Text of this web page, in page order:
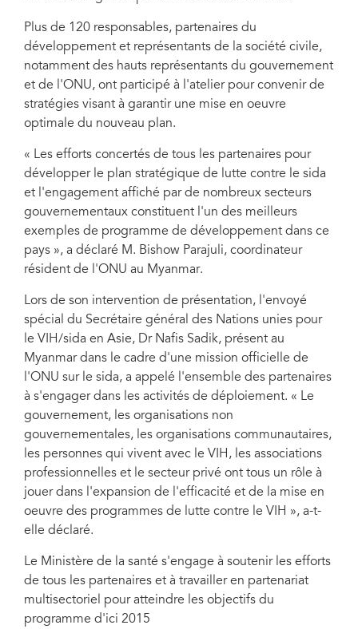
Plus de 120 responsables, partenaires du
développement et représentants de la société civile,
notamment des hauts représentants du gouvernement
et de l'ONU, ont participé à l'atelier pour convenir de
stratégies visant à garantir une mise en oeuvre
optimale du nouveau plan.
« Les efforts concertés de tous les partenaires pour
développer le plan stratégique de lutte contre le sida
et l'engagement affiché par de nombreux secteurs
gouvernementaux constituent l'un des meilleurs
exemples de programme de développement dans ce
pays », a déclaré M. Bishow Parajuli, coordinateur
résident de l'ONU au Myanmar.
Lors de son intervention de présentation, l'envoyé
spécial du Secrétaire général des Nations unies pour
le VIH/sida en Asie, Dr Nafis Sadik, présent au
Myanmar dans le cadre d'une mission officielle de
l'ONU sur le sida, a appelé l'ensemble des partenaires
à s'engager dans les activités de déploiement. « Le
gouvernement, les organisations non
gouvernementales, les organisations communautaires,
les personnes qui vivent avec le VIH, les associations
professionnelles et le secteur privé ont tous un rôle à
jouer dans l'expansion de l'efficacité et de la mise en
oeuvre des programmes de lutte contre le VIH », a-t-
elle déclaré.
Le Ministère de la santé s'engage à soutenir les efforts
de tous les partenaires et à travailler en partenariat
multisectoriel pour atteindre les objectifs du
programme d'ici 2015